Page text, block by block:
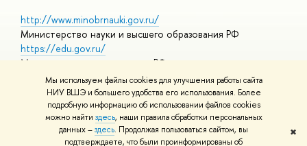
Мы используем файлы cookies для улучшения работы сайта
НИУ ВШЭ и большего удобства его использования. Более
подробную информацию об использовании файлов cookies
можно найти здесь, наши правила обработки персональных
данных –здесь. Продолжая пользоваться сайтом, вы
подтверждаете, что были проинформированы об
✖
http://www.minobrnauki.gov.ru/
Министерство науки и высшего образования РФ
https://edu.gov.ru/
Министерство просвещения РФ
https://elearning.hse.ru/mooc
Массовые открытые онлайн-курсы
© НИУ ВШЭ 1993–2026 Адреса и контактыУсловия